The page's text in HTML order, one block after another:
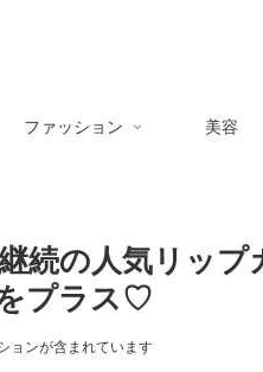
ファッション 美容
続の人気リッ
プラス♡
ョンが含まれています